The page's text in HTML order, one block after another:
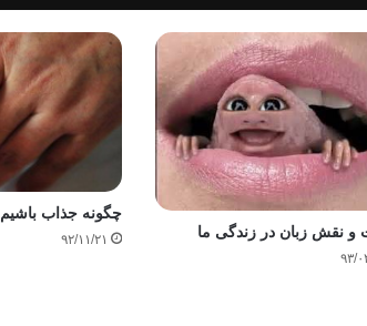
و نقش زبان در زندگی ما
۰۴
چگونه جذاب
۹۲/۱۱/۲۱